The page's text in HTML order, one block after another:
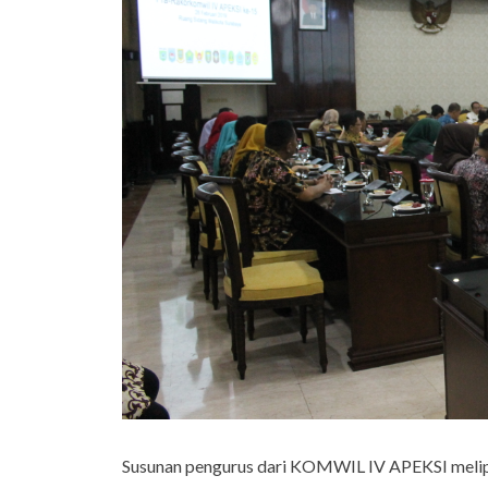
Susunan pengurus dari KOMWIL IV APEKSI